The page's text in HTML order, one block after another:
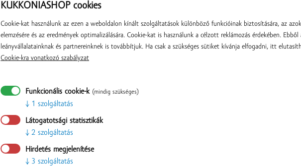
KUKKONIASHOP cookies
Cookie-kat használunk az ezen a weboldalon kínált szolgáltatások különböző funkcióinak biztosítására, az
elemzésére és az eredmények optimalizálására. Cookie-kat is használunk a célzott reklámozás érdekében.
leányvállalatainknak és partnereinknek is továbbítjuk. Ha csak a szükséges sütiket kívánja elfogadni, itt
Cookie-kra vonatkozó szabályzat
Funkcionális cookie-k (mindig szükséges)
1 szolgáltatás
Látogatotsági statisztikák
2 szolgáltatás
Hirdetés megjelenítése
3 szolgáltatás